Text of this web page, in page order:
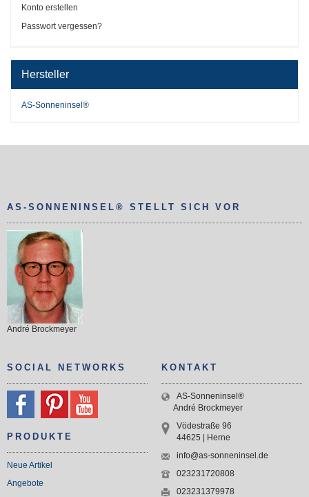
Konto erstellen
Passwort vergessen?
Hersteller
AS-Sonneninsel®
AS-SONNENINSEL® STELLT SICH VOR
André Brockmeyer
SOCIAL NETWORKS
PRODUKTE
Neue Artikel
Angebote
KONTAKT
AS-Sonneninsel®
André Brockmeyer
Vödestraße 96
44625 | Herne
info@as-sonneninsel.de
023231720808
023231379978